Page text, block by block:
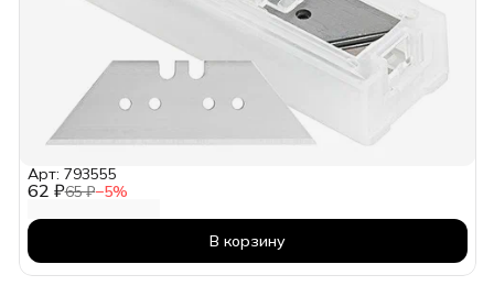
62 ₽65 ₽−5%
Арт: 793555
В корзину